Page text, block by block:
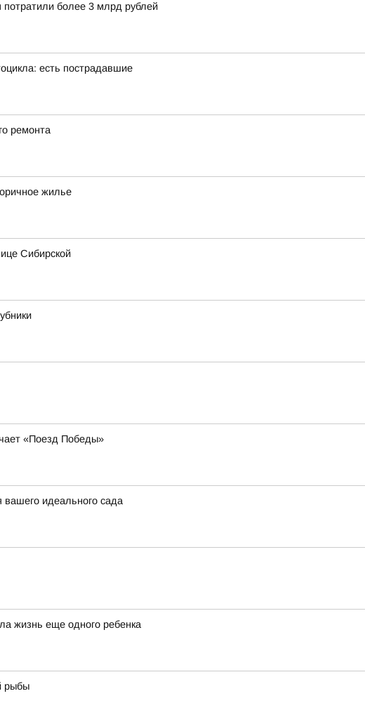
потратили более 3 млрд рублей
есть пострадавшие
ремонта
жилье
Сибирской
«Поезд Победы»
вашего идеального сада
жизнь еще одного ребенка
рыбы